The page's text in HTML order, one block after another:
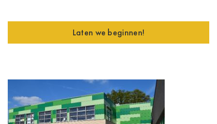
Laten we beginnen!